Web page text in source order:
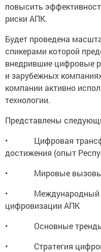
повысить
риски АПК.
Будет проведена
спикерами которой
внедрившие цифровые
и зарубежных
компании активно
технологии.
Представлены
• Цифровая
достижения (опыт
• Мировые вызовы в
• Международный
цифровизации АПК
• Основные тренды
• Стратегия